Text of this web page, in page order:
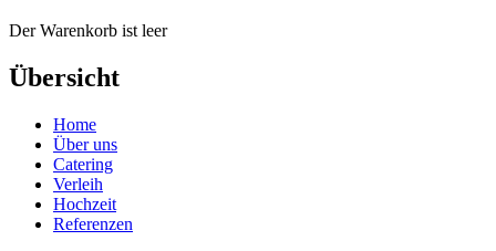
Der Warenkorb ist leer
Übersicht
Home
Über uns
Catering
Verleih
Hochzeit
Referenzen